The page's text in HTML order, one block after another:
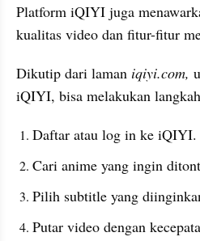
Platform iQIYI juga
kualitas video dan fitur-fitur
Dikutip dari laman iqiyi.com,
iQIYI, bisa melakukan
Daftar atau log in ke iQIYI.
Cari anime yang ingin
Pilih subtitle yang
Putar video dengan